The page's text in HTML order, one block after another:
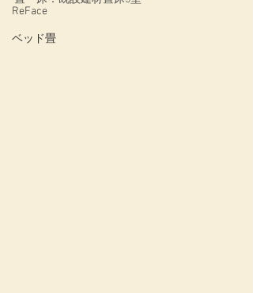
ReFace
ベッド畳